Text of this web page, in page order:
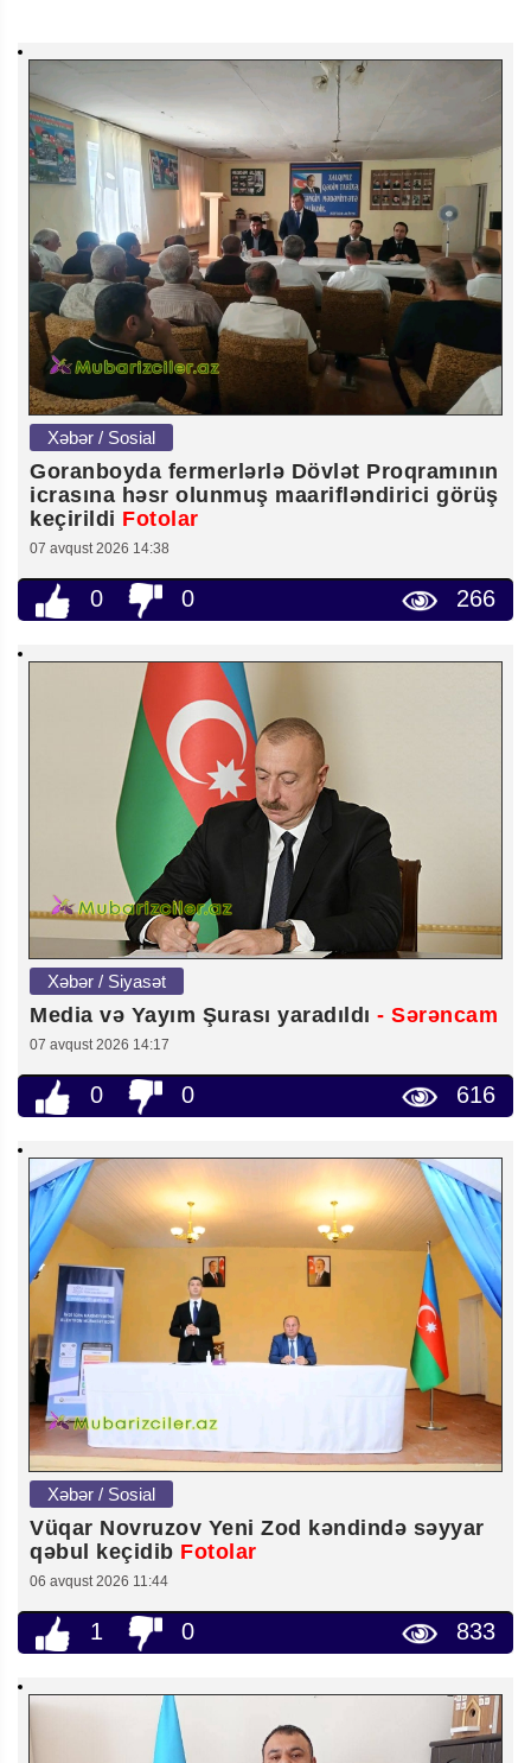
Xəbər / Sosial
Goranboyda fermerlərlə Dövlət Proqramının
icrasına həsr olunmuş maarifləndirici görüş
keçirildi Fotolar
07 avqust 2026 14:38
0 0 266
Xəbər / Siyasət
Media və Yayım Şurası yaradıldı - Sərəncam
07 avqust 2026 14:17
0 0 616
Xəbər / Sosial
Vüqar Novruzov Yeni Zod kəndində səyyar
qəbul keçidib Fotolar
06 avqust 2026 11:44
1 0 833